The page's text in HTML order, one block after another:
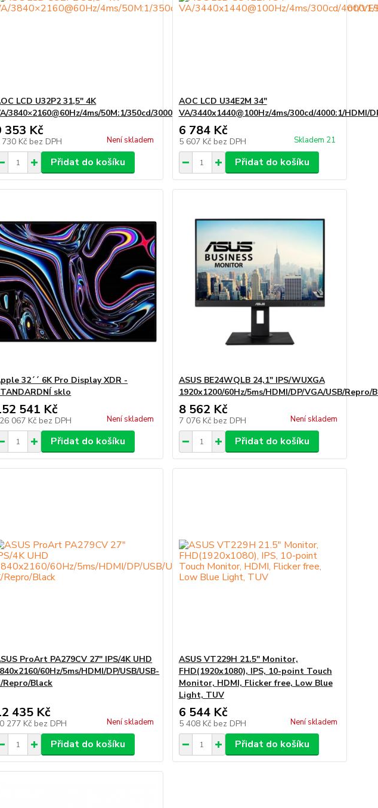
VESA
LCD U32P2 31,5" 4K
3840×2160@60Hz/4ms/50M:1/350cd/3000:1/2xHDMI/DP/4xUSB/Repro/Pivot/VESA
353 Kč
730 Kč bez DPH Není skladem
Přidat do košíku
AOC LCD U34E2M 34"
VA/3440x1440@100Hz/4ms/300cd/4000:1/HDMI/
6 784 Kč
5 607 Kč bez DPH Skladem 21
Přidat do košíku
32´´ 6K Pro Display XDR -
sklo
541 Kč
067 Kč bez DPH Není skladem
Přidat do košíku
ASUS BE24WQLB 24,1" IPS/WUXGA
1920x1200/60Hz/5ms/HDMI/DP/VGA/USB/Repro/
8 562 Kč
7 076 Kč bez DPH Není skladem
Přidat do košíku
ProArt PA279CV 27" IPS/4K UHD
60Hz/5ms/HDMI/DP/USB/USB-
Repro/Black
435 Kč
277 Kč bez DPH Není skladem
Přidat do košíku
ASUS VT229H 21.5" Monitor,
FHD(1920x1080), IPS, 10-point Touch
Monitor, HDMI, Flicker free, Low Blue
Light, TUV
6 544 Kč
5 408 Kč bez DPH Není skladem
Přidat do košíku